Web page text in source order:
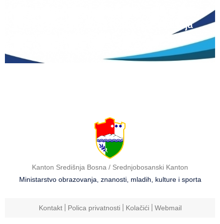
razred srednjih škola Kantona Središnja
Bosna u školskoj 2026./2027. godini
Kanton Središnja Bosna / Srednjobosanski Kanton
Ministarstvo obrazovanja, znanosti, mladih, kulture i sporta
Kontakt Polica privatnosti Kolačići Webmail